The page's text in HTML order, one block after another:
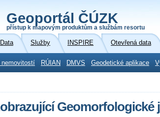
Geoportál ČÚZK
přístup k mapovým produktům a službám resortu
Data Služby INSPIRE Otevřená data
nemovitostí RÚIAN DMVS Geodetické aplikace
Geomorfologické